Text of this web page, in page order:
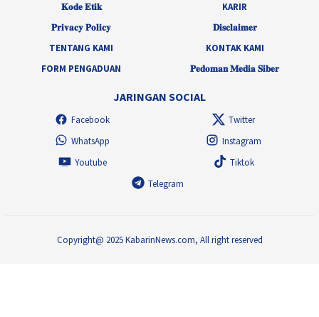
𝐊𝐨𝐝𝐞 𝐄𝐭𝐢𝐤
KARIR
𝐏𝐫𝐢𝐯𝐚𝐜𝐲 𝐏𝐨𝐥𝐢𝐜𝐲
𝐃𝐢𝐬𝐜𝐥𝐚𝐢𝐦𝐞𝐫
TENTANG KAMI
KONTAK KAMI
FORM PENGADUAN
𝐏𝐞𝐝𝐨𝐦𝐚𝐧 𝐌𝐞𝐝𝐢𝐚 𝐒𝐢𝐛𝐞𝐫
JARINGAN SOCIAL
Facebook
Twitter
WhatsApp
Instagram
Youtube
Tiktok
Telegram
Copyright@ 2025 KabarinNews.com, All right reserved